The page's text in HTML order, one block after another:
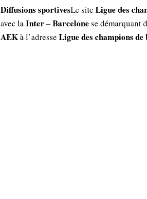
Diffusions sportivesLe site Ligue des
avec laInter–Barcelone se démarquant
AEKà l’adresse Ligue des champions